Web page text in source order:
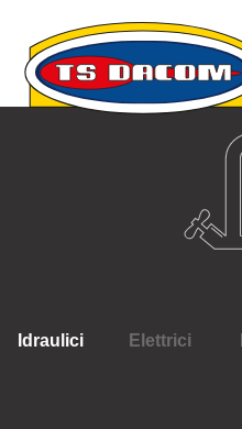
Idraulici Elettrici